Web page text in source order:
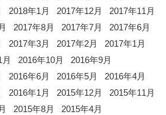
2018年1月 2017年12月
2017年11月
2017年8月 2017年7月
2017年6月
2017年3月 2017年2月
2017年1月
2016年10月
2016年9月
2016年6月 2016年5月
2016年4月
2016年1月 2015年12月
2015年11月
2015年8月 2015年4月